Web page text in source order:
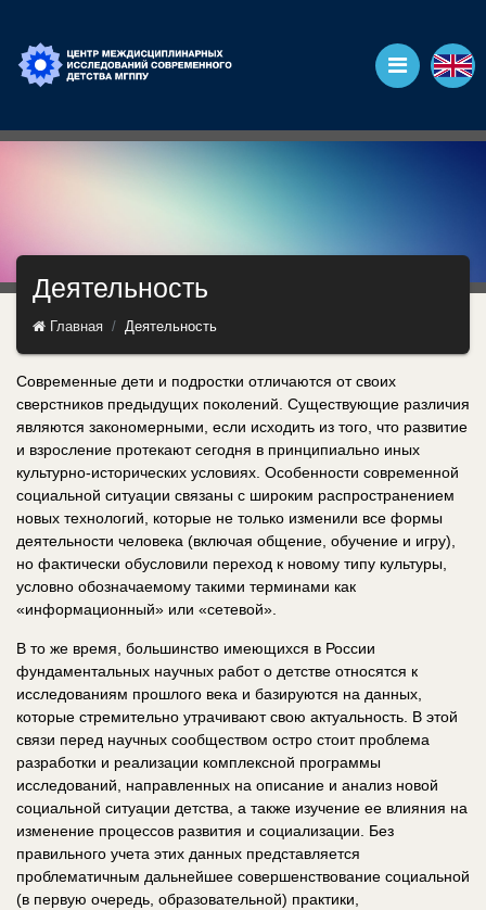
Деятельность
Главная Деятельность
Современные дети и подростки отличаются от своих
сверстников предыдущих поколений. Существующие различия
являются закономерными, если исходить из того, что развитие
и взросление протекают сегодня в принципиально иных
культурно-исторических условиях. Особенности современной
социальной ситуации связаны с широким распространением
новых технологий, которые не только изменили все формы
деятельности человека (включая общение, обучение и игру),
но фактически обусловили переход к новому типу культуры,
условно обозначаемому такими терминами как
«информационный» или «сетевой».
В то же время, большинство имеющихся в России
фундаментальных научных работ о детстве относятся к
исследованиям прошлого века и базируются на данных,
которые стремительно утрачивают свою актуальность. В этой
связи перед научных сообществом остро стоит проблема
разработки и реализации комплексной программы
исследований, направленных на описание и анализ новой
социальной ситуации детства, а также изучение ее влияния на
изменение процессов развития и социализации. Без
правильного учета этих данных представляется
проблематичным дальнейшее совершенствование социальной
(в первую очередь, образовательной) практики,